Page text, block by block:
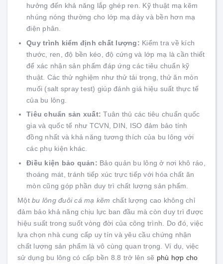
hưởng đến khả năng lắp ghép ren. Kỹ thuật mạ kẽm
nhúng nóng thường cho lớp mạ dày và bền hơn mạ
điện phân.
Quy trình kiểm định chất lượng: Kiểm tra về kích
thước, ren, độ bền kéo, độ cứng và lớp mạ là cần thiết
để xác nhận sản phẩm đáp ứng các tiêu chuẩn kỹ
thuật. Các thử nghiệm như thử tải trọng, thử ăn mòn
muối (salt spray test) giúp đánh giá hiệu suất thực tế
của bu lông.
Tiêu chuẩn sản xuất: Tuân thủ các tiêu chuẩn quốc
gia và quốc tế như TCVN, DIN, ISO đảm bảo tính
đồng nhất và khả năng tương thích của bu lông với
các phụ kiện khác.
Điều kiện bảo quản: Bảo quản bu lông ở nơi khô ráo,
thoáng mát, tránh tiếp xúc trực tiếp với hóa chất ăn
mòn cũng góp phần duy trì chất lượng sản phẩm.
Một bu lông đuôi cá mạ kẽm chất lượng cao không chỉ
đảm bảo khả năng chịu lực ban đầu mà còn duy trì được
hiệu suất trong suốt vòng đời của công trình. Do đó, việc
lựa chọn nhà cung cấp uy tín và yêu cầu chứng nhận
chất lượng sản phẩm là vô cùng quan trọng. Ví dụ, việc
sử dụng bu lông có cấp bền 8.8 trở lên sẽ phù hợp cho